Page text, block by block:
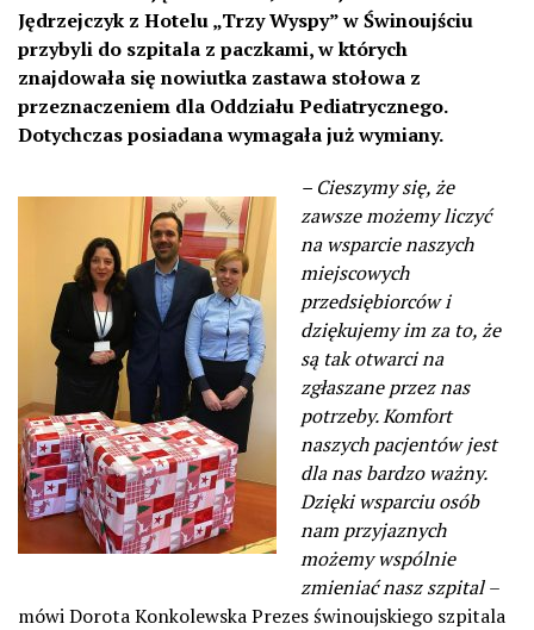
Jędrzejczyk z Hotelu „Trzy Wyspy” w Świnoujściu
przybyli do szpitala z paczkami, w których
znajdowała się nowiutka zastawa stołowa z
przeznaczeniem dla Oddziału Pediatrycznego.
Dotychczas posiadana wymagała już wymiany.
– Cieszymy się, że
zawsze możemy liczyć
na wsparcie naszych
miejscowych
przedsiębiorców i
dziękujemy im za to, że
są tak otwarci na
zgłaszane przez nas
potrzeby. Komfort
naszych pacjentów jest
dla nas bardzo ważny.
Dzięki wsparciu osób
nam przyjaznych
możemy wspólnie
zmieniać nasz szpital–
mówi Dorota Konkolewska Prezes świnoujskiego szpitala